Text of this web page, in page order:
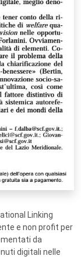
Linking
e non profit per
da
digitali nelle